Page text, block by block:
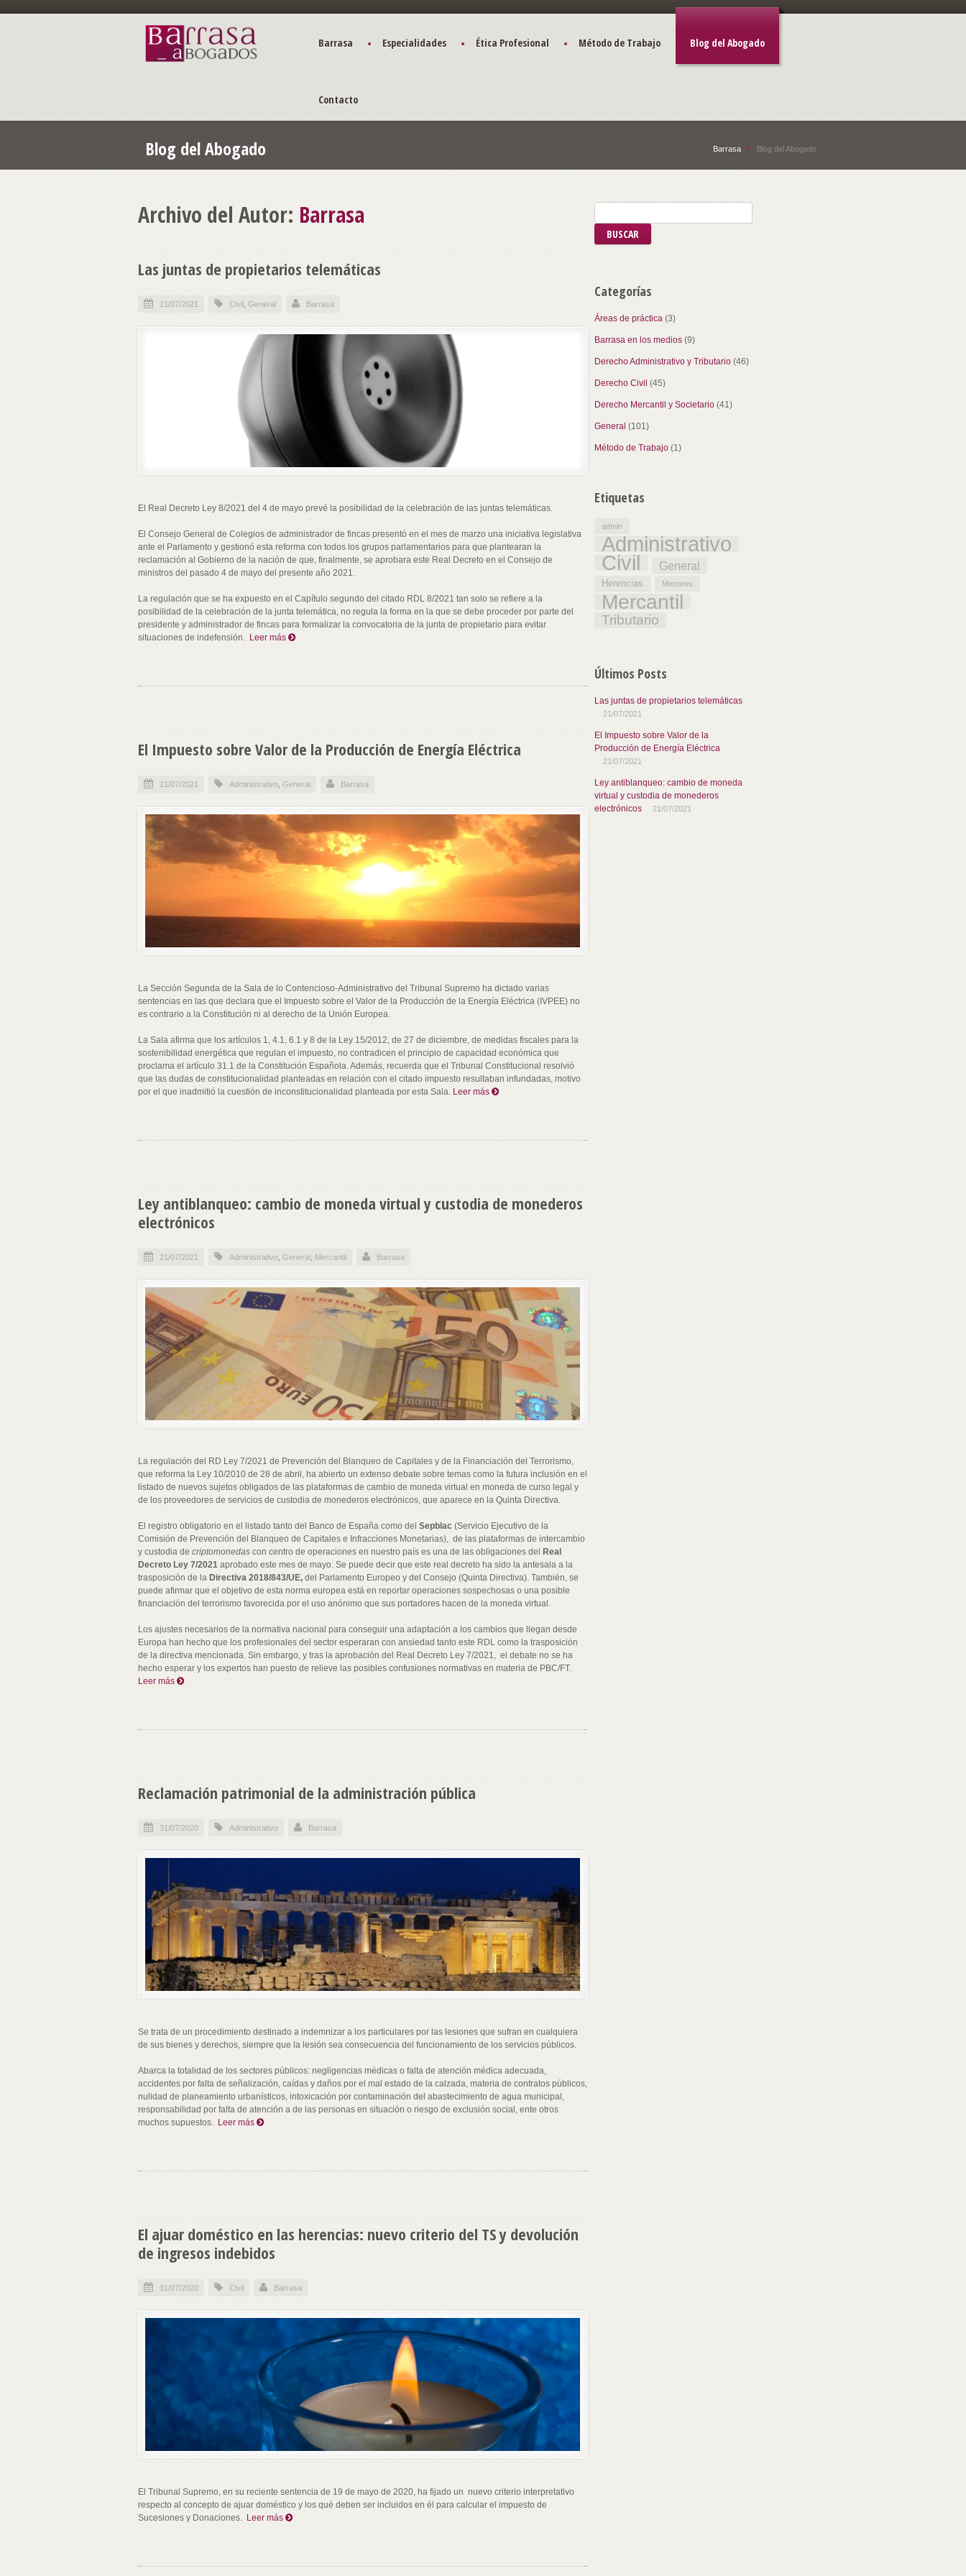
Barrasa Especialidades Ética Profesional Método de Trabajo Blog del Abogado
Contacto
Blog del Abogado Barrasa Blog del Abogado
Archivo del Autor: Barrasa
Las juntas de propietarios telemáticas
21/07/2021 Civil General Barrasa
El Real Decreto Ley 8/2021 del 4 de mayo prevé la posibilidad de la celebración de las juntas telemáticas.
El Consejo General de Colegios de administrador de fincas presentó en el mes de marzo una iniciativa legislativa
ante el Parlamento y gestionó esta reforma con todos los grupos parlamentarios para que plantearan la
reclamación al Gobierno de la nación de que, finalmente, se aprobara este Real Decreto en el Consejo de
ministros del pasado 4 de mayo del presente año 2021.
La regulación que se ha expuesto en el Capítulo segundo del citado RDL 8/2021 tan solo se refiere a la
posibilidad de la celebración de la junta telemática, no regula la forma en la que se debe proceder por parte del
presidente y administrador de fincas para formalizar la convocatoria de la junta de propietario para evitar
situaciones de indefensión. Leer más
El Impuesto sobre Valor de la Producción de Energía Eléctrica
21/07/2021 Administrativo General Barrasa
La Sección Segunda de la Sala de lo Contencioso-Administrativo del Tribunal Supremo ha dictado varias
sentencias en las que declara que el Impuesto sobre el Valor de la Producción de la Energía Eléctrica (IVPEE) no
es contrario a la Constitución ni al derecho de la Unión Europea.
La Sala afirma que los artículos 1, 4.1, 6.1 y 8 de la Ley 15/2012, de 27 de diciembre, de medidas fiscales para la
sostenibilidad energética que regulan el impuesto, no contradicen el principio de capacidad económica que
proclama el artículo 31.1 de la Constitución Española. Además, recuerda que el Tribunal Constitucional resolvió
que las dudas de constitucionalidad planteadas en relación con el citado impuesto resultaban infundadas, motivo
por el que inadmitió la cuestión de inconstitucionalidad planteada por esta Sala. Leer más
Ley antiblanqueo: cambio de moneda virtual y custodia de monederos
electrónicos
21/07/2021 Administrativo General Mercantil Barrasa
La regulación del RD Ley 7/2021 de Prevención del Blanqueo de Capitales y de la Financiación del Terrorismo,
que reforma la Ley 10/2010 de 28 de abril, ha abierto un extenso debate sobre temas como la futura inclusión en el
listado de nuevos sujetos obligados de las plataformas de cambio de moneda virtual en moneda de curso legal y
de los proveedores de servicios de custodia de monederos electrónicos, que aparece en la Quinta Directiva.
El registro obligatorio en el listado tanto del Banco de España como del Sepblac (Servicio Ejecutivo de la
Comisión de Prevención del Blanqueo de Capitales e Infracciones Monetarias), de las plataformas de intercambio
y custodia de criptomonedas con centro de operaciones en nuestro país es una de las obligaciones del
Real
Decreto Ley 7/2021 aprobado este mes de mayo. Se puede decir que este real decreto ha sido la antesala a la
trasposición de la Directiva 2018/843/UE, del Parlamento Europeo y del Consejo (Quinta Directiva). También, se
puede afirmar que el objetivo de esta norma europea está en reportar operaciones sospechosas o una posible
financiación del terrorismo favorecida por el uso anónimo que sus portadores hacen de la moneda virtual.
Los ajustes necesarios de la normativa nacional para conseguir una adaptación a los cambios que llegan desde
Europa han hecho que los profesionales del sector esperaran con ansiedad tanto este RDL como la trasposición
de la directiva mencionada. Sin embargo, y tras la aprobación del Real Decreto Ley 7/2021, el debate no se ha
hecho esperar y los expertos han puesto de relieve las posibles confusiones normativas en materia de PBC/FT.
Leer más
Reclamación patrimonial de la administración pública
31/07/2020 Administrativo Barrasa
Se trata de un procedimiento destinado a indemnizar a los particulares por las lesiones que sufran en cualquiera
de sus bienes y derechos, siempre que la lesión sea consecuencia del funcionamiento de los servicios públicos.
Abarca la totalidad de los sectores públicos: negligencias médicas o falta de atención médica adecuada,
accidentes por falta de señalización, caídas y daños por el mal estado de la calzada, materia de contratos públicos,
nulidad de planeamiento urbanísticos, intoxicación por contaminación del abastecimiento de agua municipal,
responsabilidad por falta de atención a de las personas en situación o riesgo de exclusión social, ente otros
muchos supuestos. Leer más
El ajuar doméstico en las herencias: nuevo criterio del TS y devolución
de ingresos indebidos
31/07/2020 Civil Barrasa
El Tribunal Supremo, en su reciente sentencia de 19 de mayo de 2020, ha fijado un nuevo criterio interpretativo
respecto al concepto de ajuar doméstico y los qué deben ser incluidos en él para calcular el impuesto de
Sucesiones y Donaciones. Leer más
Categorías
Áreas de práctica(3)
Barrasa en los medios(9)
Derecho Administrativo y Tributario(46)
Derecho Civil (45)
Derecho Mercantil y Societario(41)
General (101)
Método de Trabajo(1)
Etiquetas
admin
Administrativo
Civil General
Herencias Menores
Mercantil
Tributario
Últimos Posts
Las juntas de propietarios telemáticas
21/07/2021
El Impuesto sobre Valor de la
Producción de Energía Eléctrica
21/07/2021
Ley antiblanqueo: cambio de moneda
virtual y custodia de monederos
electrónicos
21/07/2021